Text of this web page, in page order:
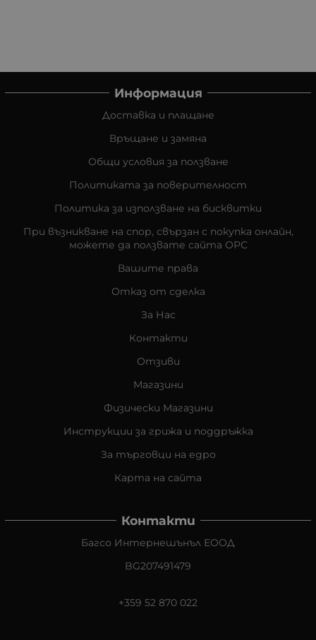
Информация
Доставка и плащане
Връщане и замяна
Общи условия за ползване
Политиката за поверителност
Политика за използване на бисквитки
При възникване на спор, свързан с покупка онлайн,
можете да ползвате сайта ОРС
Вашите права
Отказ от сделка
За Нас
Контакти
Отзиви
Магазини
Физически Магазини
Инструкции за грижа и поддръжка
За търговци на едро
Карта на сайта
Контакти
Багсо Интернешънъл ЕООД
BG207491479
+359 52 870 022